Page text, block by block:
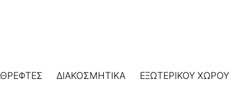
ΔΙΑΚΟΣΜΗΤΙΚΑ ΕΞΩΤΕΡΙΚΟΥ ΧΩΡΟΥ